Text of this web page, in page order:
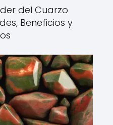
del Cuarzo
Beneficios y